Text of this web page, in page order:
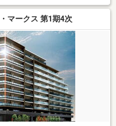
マークス 第1期4次